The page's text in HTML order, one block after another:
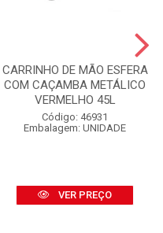
CARRINHO DE MÃO ESFERA
COM CAÇAMBA METÁLICO
VERMELHO 45L
Código: 46931
Embalagem: UNIDADE
VER PREÇO